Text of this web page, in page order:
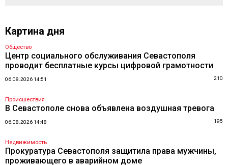
Картина дня
Общество
Центр социального обслуживания Севастополя
проводит бесплатные курсы цифровой грамотности
06.08.2026 14:51 210
Происшествия
В Севастополе снова объявлена воздушная тревога
06.08.2026 14:48 195
Недвижимость
Прокуратура Севастополя защитила права мужчины,
проживающего в аварийном доме